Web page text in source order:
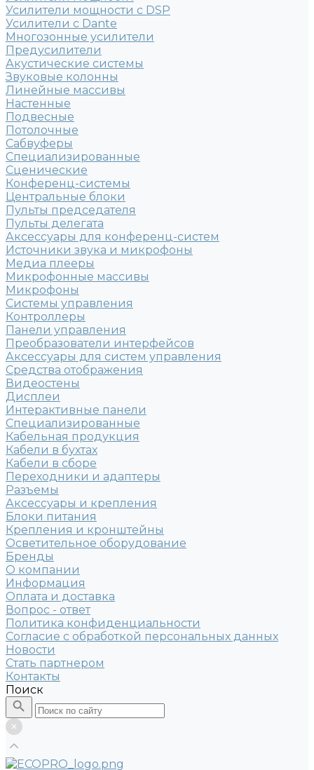
Усилители мощности с DSP
Усилители с Dante
Многозонные усилители
Предусилители
Акустические системы
Звуковые колонны
Линейные массивы
Настенные
Подвесные
Потолочные
Сабвуферы
Специализированные
Сценические
Конференц-системы
Центральные блоки
Пульты председателя
Пульты делегата
Аксессуары для конференц-систем
Источники звука и микрофоны
Медиа плееры
Микрофонные массивы
Микрофоны
Системы управления
Контроллеры
Панели управления
Преобразователи интерфейсов
Аксессуары для систем управления
Средства отображения
Видеостены
Дисплеи
Интерактивные панели
Специализированные
Кабельная продукция
Кабели в бухтах
Кабели в сборе
Переходники и адаптеры
Разъемы
Аксессуары и крепления
Блоки питания
Крепления и кронштейны
Осветительное оборудование
Бренды
О компании
Информация
Оплата и доставка
Вопрос - ответ
Политика конфиденциальности
Согласие с обработкой персональных данных
Новости
Стать партнером
Контакты
Поиск